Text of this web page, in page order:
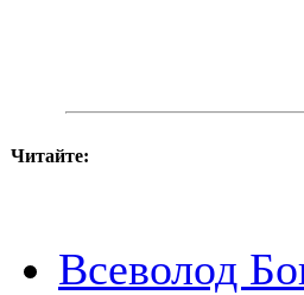
Читайте:
Всеволод